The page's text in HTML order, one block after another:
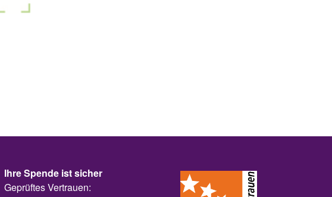
Ihre Spende ist sicher
Geprüftes Vertrauen: